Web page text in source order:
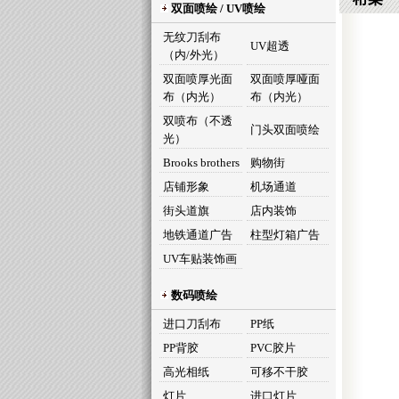
双面喷绘 / UV喷绘
无纹刀刮布
（内/外光）
UV超透
双面喷厚光面
布（内光）
双面喷厚哑面
布（内光）
双喷布（不透
光）
门头双面喷绘
Brooks brothers
购物街
店铺形象
机场通道
街头道旗
店内装饰
地铁通道广告
柱型灯箱广告
UV车贴装饰画
数码喷绘
进口刀刮布
PP纸
PP背胶
PVC胶片
高光相纸
可移不干胶
灯片
进口灯片